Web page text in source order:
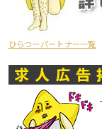
ひらつーパートナー一覧